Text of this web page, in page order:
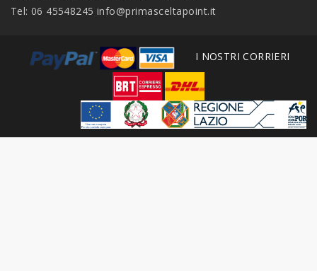
Tel: 06 45548245 info@primasceltapoint.it
I NOSTRI CORRIERI